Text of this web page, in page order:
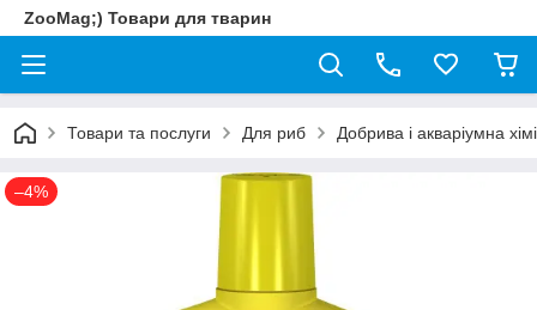
ZooMag;) Товари для тварин
Товари та послуги Для риб Добрива і акваріумна
–4%